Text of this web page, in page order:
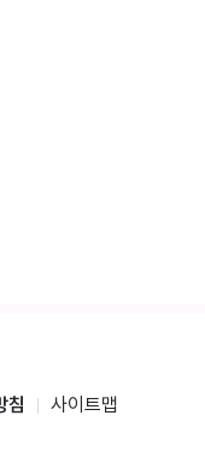
침 사이트맵